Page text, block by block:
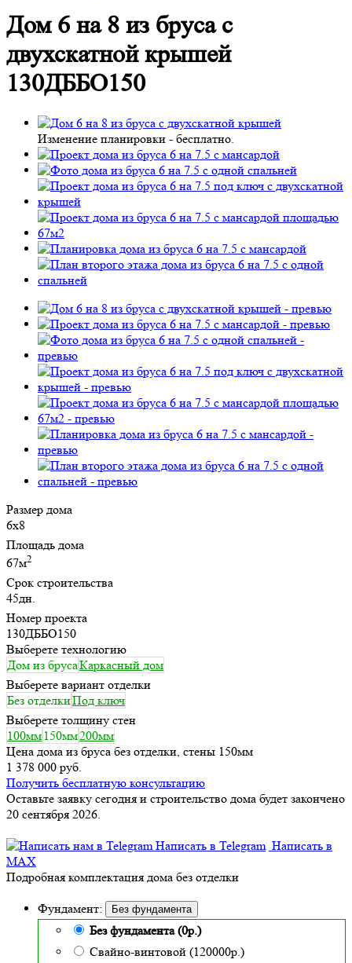
Дом 6 на 8 из бруса с
двухскатной крышей
130ДББО150
Изменение планировки - бесплатно.
Размер дома
6х8
Площадь дома
67м2
Срок строительства
45дн.
Номер проекта
130ДББО150
Выберете технологию
Дом из брусаКаркасный дом
Выберете вариант отделки
Без отделкиПод ключ
Выберете толщину стен
100мм 150мм200мм
Цена дома из бруса без отделки, стены 150мм
1 378 000 руб.
Получить бесплатную консультацию
Оставьте заявку сегодня и строительство дома будет закончено
20 сентября 2026.
Написать в Telegram Написать в
MAX
Подробная комплектация дома без отделки
Фундамент: Без фундамента
Без фундамента (0р.)
Свайно-винтовой (120000р.)